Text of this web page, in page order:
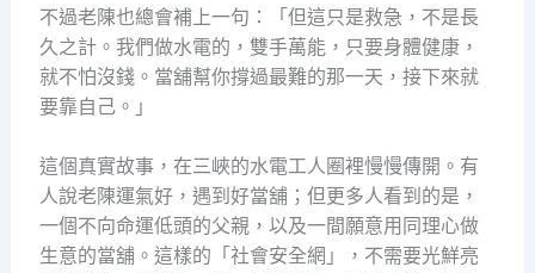
不過老陳也總會補上一句：「但這只是救急，不是長
久之計。我們做水電的，雙手萬能，只要身體健康，
就不怕沒錢。當舖幫你撐過最難的那一天，接下來就
要靠自己。」
這個真實故事，在三峽的水電工人圈裡慢慢傳開。有
人說老陳運氣好，遇到好當舖；但更多人看到的是，
一個不向命運低頭的父親，以及一間願意用同理心做
生意的當舖。這樣的「社會安全網」，不需要光鮮亮